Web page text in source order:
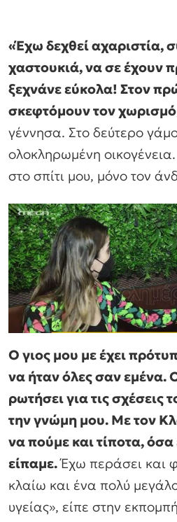
«Έχω δεχθεί αχαριστία,
χαστουκιά, να σε έχουν
ξεχνάνε εύκολα! Στον
σκεφτόμουν τον χωρισμό
γέννησα. Στο δεύτερο
ολοκληρωμένη
στο σπίτι μου, μόνο τον
Ο γιος μου με έχει
να ήταν όλες σαν εμένα.
ρωτήσει για τις σχέσεις
την γνώμη μου. Με τον
να πούμε και τίποτα,
είπαμε.Έχω περάσει και
κλαίω και ένα πολύ
υγείας», είπε στην